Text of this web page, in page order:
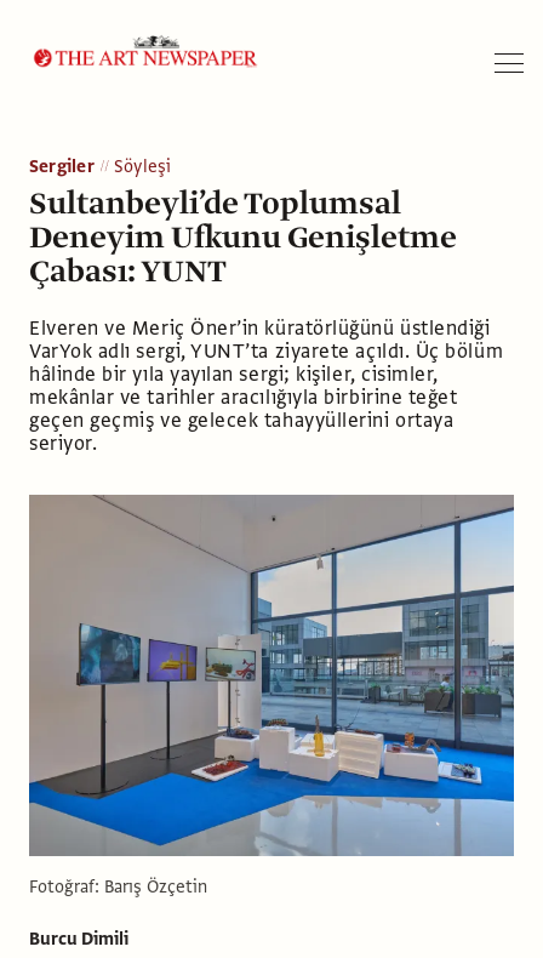
Sergiler Söyleşi
Sultanbeyli’de Toplumsal
Deneyim Ufkunu Genişletme
Çabası: YUNT
Elveren ve Meriç Öner’in küratörlüğünü üstlendiği
VarYok adlı sergi, YUNT’ta ziyarete açıldı. Üç bölüm
hâlinde bir yıla yayılan sergi; kişiler, cisimler,
mekânlar ve tarihler aracılığıyla birbirine teğet
geçen geçmiş ve gelecek tahayyüllerini ortaya
seriyor.
Burcu Dimili
Fotoğraf: Barış Özçetin